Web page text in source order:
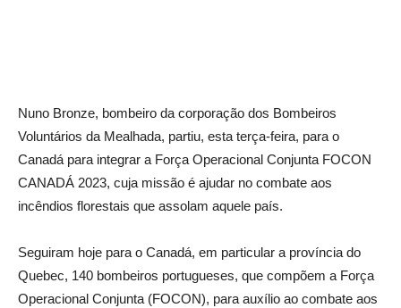
Nuno Bronze, bombeiro da corporação dos Bombeiros
Voluntários da Mealhada, partiu, esta terça-feira, para o
Canadá para integrar a Força Operacional Conjunta FOCON
CANADÁ 2023, cuja missão é ajudar no combate aos
incêndios florestais que assolam aquele país.
Seguiram hoje para o Canadá, em particular a província do
Quebec, 140 bombeiros portugueses, que compõem a Força
Operacional Conjunta (FOCON), para auxílio ao combate aos